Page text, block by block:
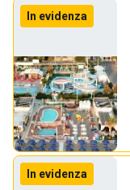
In evidenza
In evidenza